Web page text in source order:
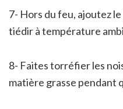
7- Hors du feu, ajoutez
tiédir à température
8- Faites torréfier les
matière grasse pendant